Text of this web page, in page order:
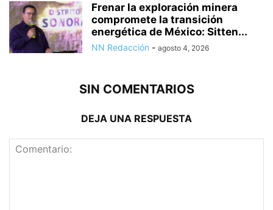
Frenar la exploración minera
compromete la transición
energética de México: Sitten...
NN Redacción - agosto 4, 2026
SIN COMENTARIOS
DEJA UNA RESPUESTA